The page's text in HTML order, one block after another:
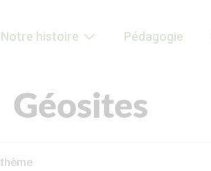
Notre histoire Pédagogie
Géosites